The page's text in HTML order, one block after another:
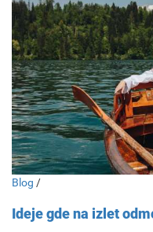
Blog /
Ideje gde na izlet